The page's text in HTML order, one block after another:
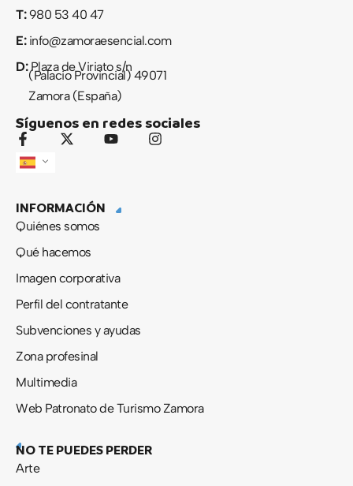
T:980 53 40 47
E:info@zamoraesencial.com
D:Plaza de Viriato s/n
(Palacio Provincial) 49071
Zamora (España)
Síguenos en redes sociales
F
c
o
o
-
X
t
t
r
Y
b
I
INFORMACIÓN
Quiénes somos
Qué hacemos
Imagen corporativa
Perfil del contratante
Subvenciones y ayudas
Zona profesinal
Multimedia
Web Patronato de Turismo Zamora
NO TE PUEDES PERDER
Arte